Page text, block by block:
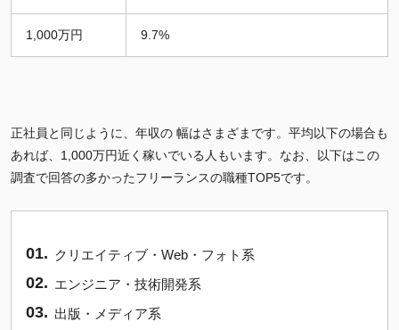
1,000万円 9.7%
正社員と同じように、年収の 幅はさまざまです。平均以下の場合も
あれば、1,000万円近く稼いでいる人もいます。なお、以下はこの
調査で回答の多かったフリーランスの職種TOP5です。
クリエイティブ・Web・フォト系
エンジニア・技術開発系
出版・メディア系